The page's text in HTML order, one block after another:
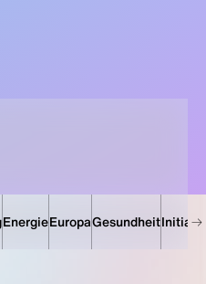
EnergieEuropaGesundheit